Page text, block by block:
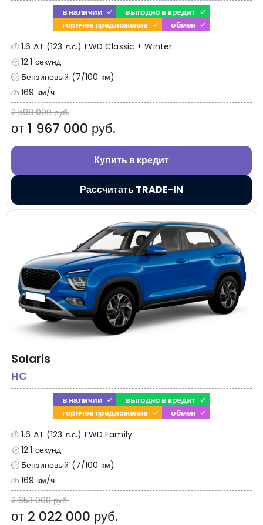
в наличии
выгодно в кредит
горячее предложение
обмен
1.6 AT (123 л.с.) FWD Classic + Winter
12.1 секунд
Бензиновый (7/100 км)
169 км/ч
2 598 000 руб.
от 1 967 000 руб.
Купить в кредит
Рассчитать TRADE-IN
Solaris
HC
в наличии
выгодно в кредит
горячее предложение
обмен
1.6 AT (123 л.с.) FWD Family
12.1 секунд
Бензиновый (7/100 км)
169 км/ч
2 653 000 руб.
от 2 022 000 руб.